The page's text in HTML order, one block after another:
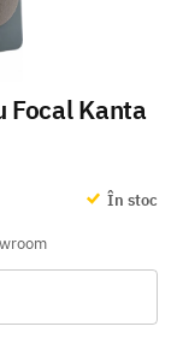
Kanta
În stoc